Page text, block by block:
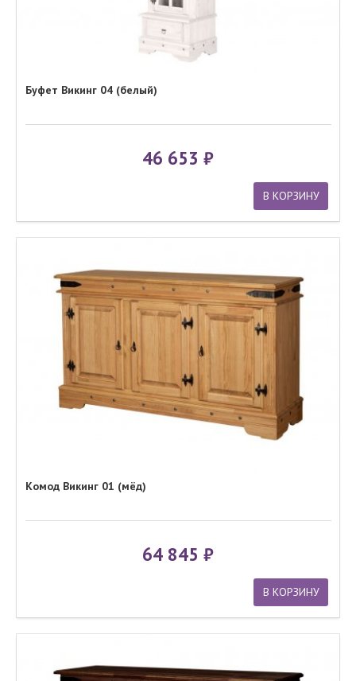
Буфет Викинг 04 (белый)
46 653
В КОРЗИНУ
Комод Викинг 01 (мёд)
64 845
В КОРЗИНУ